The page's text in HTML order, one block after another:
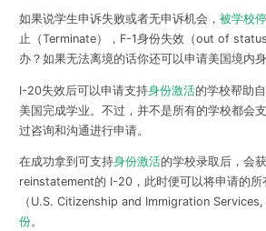
如果说学生申诉失败或者无申诉机会， 被学校
止（Terminate），F-1身份失效（out of
办？如果无法离境的话你还可以申请美国境内
I-20失效后可以申请支持身份激活的学校帮助
美国完成学业。不过，并不是所有的学校都会
过咨询和沟通进行申请。
在成功拿到可支持身份激活的学校录取后，会
reinstatement的 I-20，此时便可以将申请的
（U.S. Citizenship and Immigration Services,
份。